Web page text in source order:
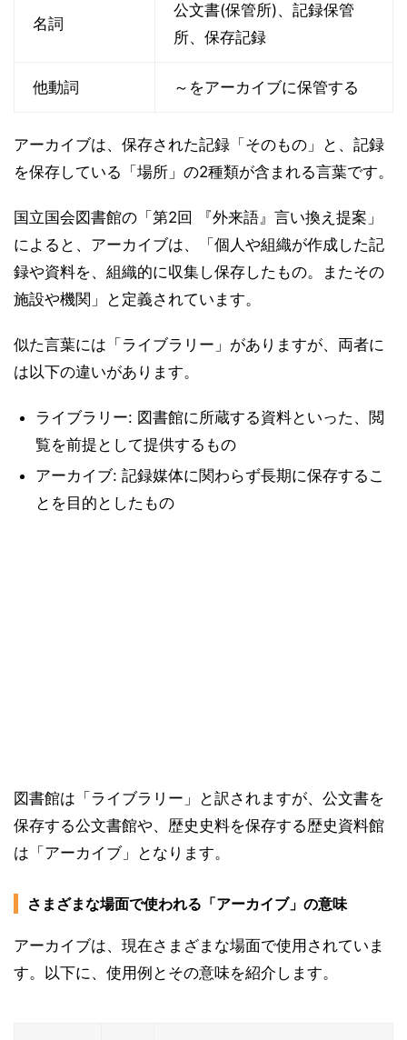
名詞
公文書(保管所)、記録保管
所、保存記録
他動詞 ～をアーカイブに保管する
アーカイブは、保存された記録「そのもの」と、記録
を保存している「場所」の2種類が含まれる言葉です。
国立国会図書館の「第2回 『外来語』言い換え提案」
によると、アーカイブは、「個人や組織が作成した記
録や資料を、組織的に収集し保存したもの。またその
施設や機関」と定義されています。
似た言葉には「ライブラリー」がありますが、両者に
は以下の違いがあります。
ライブラリー: 図書館に所蔵する資料といった、閲
覧を前提として提供するもの
アーカイブ: 記録媒体に関わらず長期に保存するこ
とを目的としたもの
図書館は「ライブラリー」と訳されますが、公文書を
保存する公文書館や、歴史史料を保存する歴史資料館
は「アーカイブ」となります。
さまざまな場面で使われる「アーカイブ」の意味
アーカイブは、現在さまざまな場面で使用されていま
す。以下に、使用例とその意味を紹介します。